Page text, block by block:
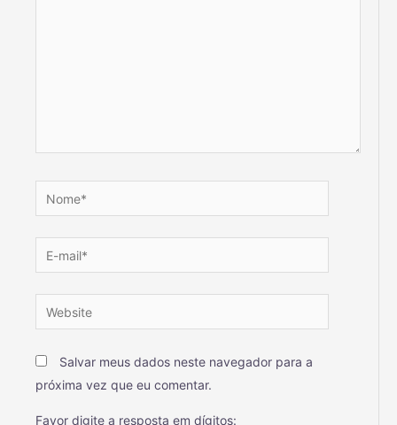
Salvar meus dados neste navegador para a
próxima vez que eu comentar.
Favor digite a resposta em dígitos: